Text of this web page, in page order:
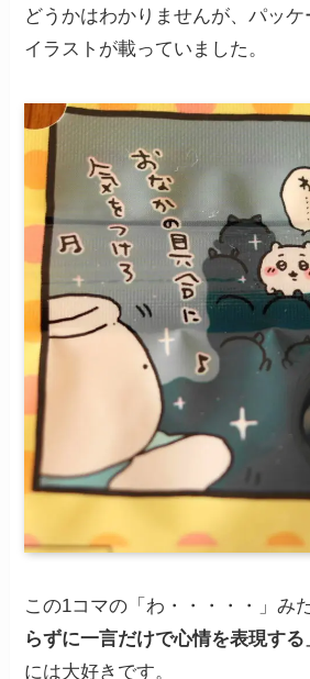
どうかはわかりませんが、パッ
イラストが載っていました。
この1コマの「わ・・・・・」み
らずに一言だけで心情を表現する
には大好きです。